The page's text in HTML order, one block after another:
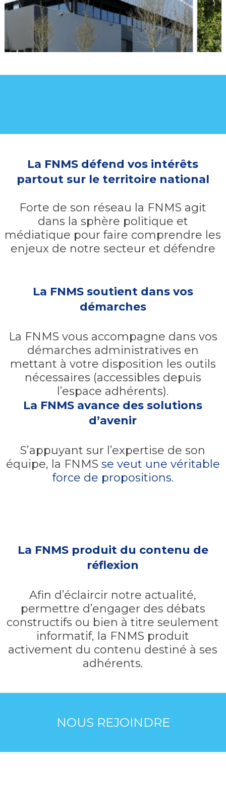
La FNMS défend vos intérêts
partout sur le territoire national
Forte de son réseau la FNMS agit
dans la sphère politique et
médiatique pour faire comprendre les
enjeux de notre secteur et défendre
La FNMS soutient dans vos
démarches
La FNMS vous accompagne dans vos
démarches administratives en
mettant à votre disposition les outils
nécessaires (accessibles depuis
l’espace adhérents).
La FNMS avance des solutions
d’avenir
S’appuyant sur l’expertise de son
équipe, la FNMS se veut une véritable
force de propositions.
La FNMS produit du contenu de
réflexion
Afin d’éclaircir notre actualité,
permettre d’engager des débats
constructifs ou bien à titre seulement
informatif, la FNMS produit
activement du contenu destiné à ses
adhérents.
NOUS REJOINDRE